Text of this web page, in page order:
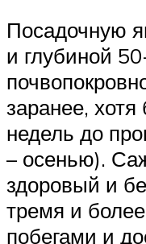
Посадочную
и глубиной
заранее, хотя
недель до
– осенью).
здоровый и
тремя и
побегами и